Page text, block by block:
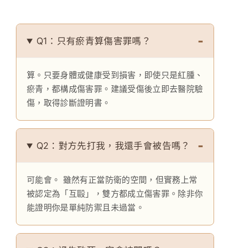
Q1：只有瘀青算傷害罪嗎？
算。只要身體或健康受到損害，即使只是紅腫、
瘀青，都構成傷害罪。建議受傷後立即去醫院驗
傷，取得診斷證明書。
Q2：對方先打我，我還手會被告嗎？
可能會。 雖然有正當防衛的空間，但實務上常
被認定為「互毆」，雙方都成立傷害罪。除非你
能證明你是單純防禦且未過當。